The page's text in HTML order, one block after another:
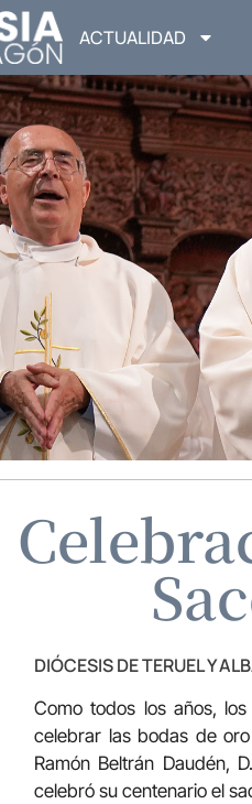
ACTUALIDAD
DIÓCESIS DE TERUEL Y
Como todos los años,
celebrar las bodas de
Ramón Beltrán Daudén,
celebró su centenario el